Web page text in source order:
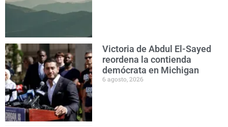
Victoria de Abdul El-Sayed
reordena la contienda
demócrata en Michigan
6 agosto, 2026